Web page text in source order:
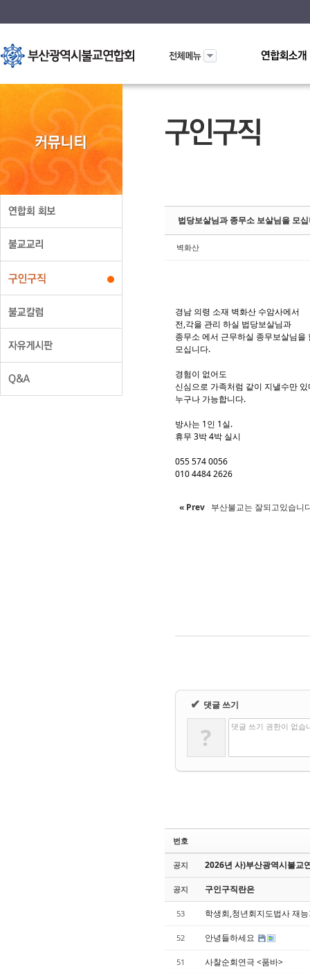
법당보살님과 종무소 보살님을 모
벽화산
경남 의령 소재 벽화산 수암사에서
전,각을 관리 하실 법당보살님과
종무소 에서 근무하실 종무보살님을
모십니다.
경험이 없어도
신심으로 가족처럼 같이 지낼수만
누구나 가능합니다.
방사는 1인 1실.
휴무 3박 4박 실시
055 574 0056
010 4484 2626
« Prev 부산불교는 잘되고있습니
✔ 댓글 쓰기
? 댓글 쓰기 권한이 없습
번호
공지 2026년 사)부산광역시불교
공지 구인구직란은
53 학생회,청년회지도법사 재
52 안녕들하세요
51 사찰순회연극 <품바>
Sketchbook5,
Sketchbook5,